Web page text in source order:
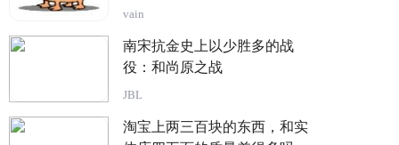
已全面启动
vain
南宋抗金史上以少胜多的战
役：和尚原之战
JBL
淘宝上两三百块的东西，和实